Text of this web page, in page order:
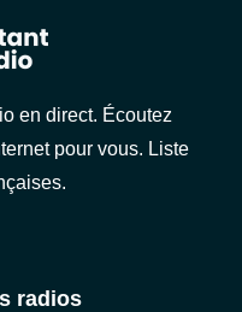
en direct. Écoutez
pour vous. Liste
radios